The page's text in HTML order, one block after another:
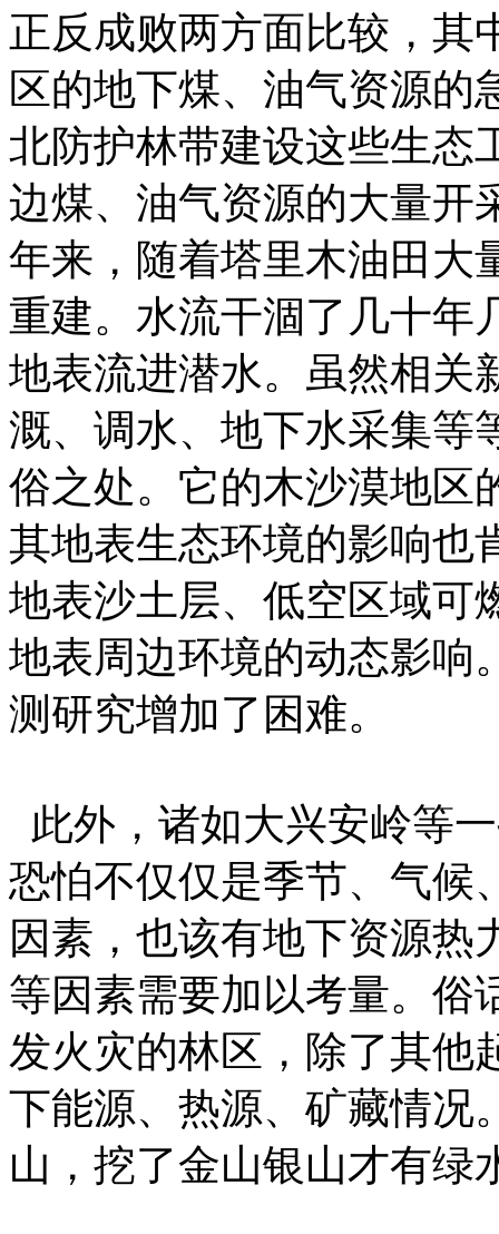
正反成败两方面比较，其
区的地下煤、油气资源的
北防护林带建设这些生态
边煤、油气资源的大量开
年来，随着塔里木油田大
重建。水流干涸了几十年
地表流进潜水。虽然相关
溉、调水、地下水采集等
俗之处。它的木沙漠地区
其地表生态环境的影响也
地表沙土层、低空区域可
地表周边环境的动态影响
测研究增加了困难。
此外，诸如大兴安岭等
恐怕不仅仅是季节、气候
因素，也该有地下资源热
等因素需要加以考量。俗
发火灾的林区，除了其他
下能源、热源、矿藏情况
山，挖了金山银山才有绿